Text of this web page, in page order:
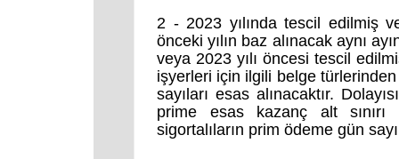
2 - 2023 yılında tescil edilmiş
önceki yılın baz alınacak aynı
veya 2023 yılı öncesi tescil
işyerleri için ilgili belge
sayıları esas alınacaktır.
prime esas kazanç alt sınırı
sigortalıların prim ödeme gün